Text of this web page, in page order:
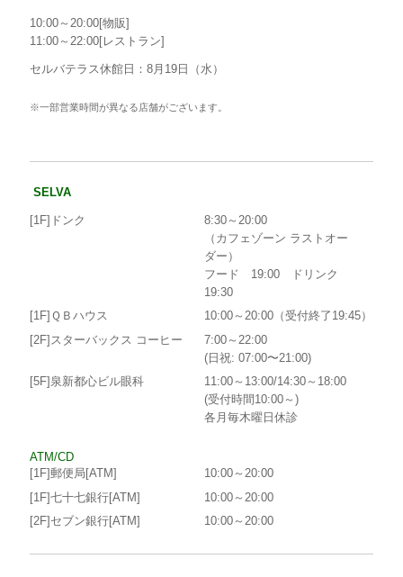
10:00～20:00[物販]
11:00～22:00[レストラン]
セルバテラス休館日：8月19日（水）
※一部営業時間が異なる店舗がございます。
SELVA
[1F]ドンク
8:30～20:00
（カフェゾーン ラストオー
ダー）
フード 19:00 ドリンク
19:30
[1F]ＱＢハウス
10:00～20:00（受付終了19:45）
[2F]スターバックス コーヒー
7:00～22:00
(日祝: 07:00〜21:00)
[5F]泉新都心ビル眼科
11:00～13:00/14:30～18:00
(受付時間10:00～)
各月毎木曜日休診
ATM/CD
[1F]郵便局[ATM]
10:00～20:00
[1F]七十七銀行[ATM]
10:00～20:00
[2F]セブン銀行[ATM]
10:00～20:00